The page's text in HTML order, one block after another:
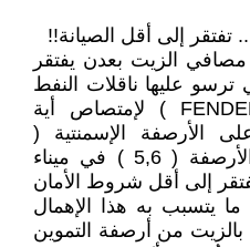
إلى أقل الصيانة!!
مصافي الزيت بعدن يفتقر
ترسو عليها ناقلات النفط
بالميناء!! من دفرات ( FENDERS ) لإمتصاص أية
الأرصفة الإسمنتية (
الكونكريت ) وعلى الأخص الأرصفة ( 5,6 ) في ميناء
إلى أقل شروط الأمان
ما يتسبب به هذا الإهمال
من أرصفة التموين